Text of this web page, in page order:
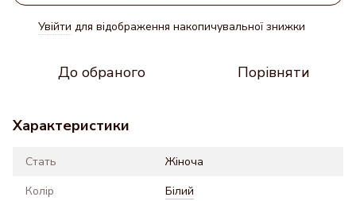
Увійти для відображення накопичувальної знижки
До обраного Порівняти
Характеристики
Стать
Жіноча
Колір
Білий